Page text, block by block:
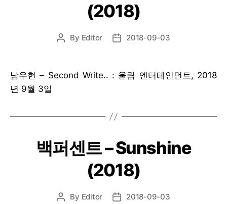
(2018)
Post
By Editor
Post2018-09-03
남우현 – Second Write.. : 울림 엔터테인먼트, 2018
년 9월 3일
백퍼센트 – Sunshine
(2018)
Post
By Editor
Post2018-09-03